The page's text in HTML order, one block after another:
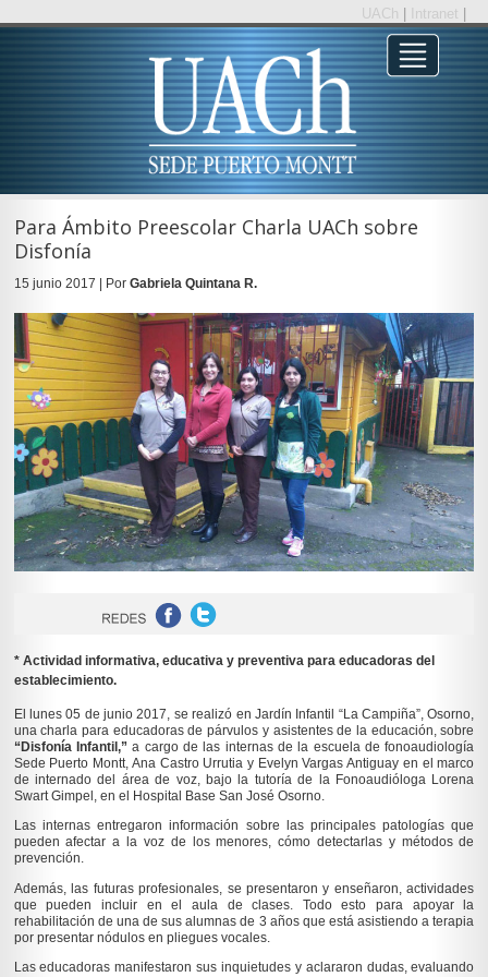
UACh Intranet
Para Ámbito Preescolar Charla UACh sobre
Disfonía
15 junio 2017 | Por Gabriela Quintana R.
* Actividad informativa, educativa y preventiva para educadoras del
establecimiento.
El lunes 05 de junio 2017, se realizó en Jardín Infantil “La Campiña”, Osorno,
una charla para educadoras de párvulos y asistentes de la educación, sobre
“Disfonía Infantil,” a cargo de las internas de la escuela de fonoaudiología
Sede Puerto Montt, Ana Castro Urrutia y Evelyn Vargas Antiguay en el marco
de internado del área de voz, bajo la tutoría de la Fonoaudióloga Lorena
Swart Gimpel, en el Hospital Base San José Osorno.
Las internas entregaron información sobre las principales patologías que
pueden afectar a la voz de los menores, cómo detectarlas y métodos de
prevención.
Además, las futuras profesionales, se presentaron y enseñaron, actividades
que pueden incluir en el aula de clases. Todo esto para apoyar la
rehabilitación de una de sus alumnas de 3 años que está asistiendo a terapia
por presentar nódulos en pliegues vocales.
Las educadoras manifestaron sus inquietudes y aclararon dudas, evaluando